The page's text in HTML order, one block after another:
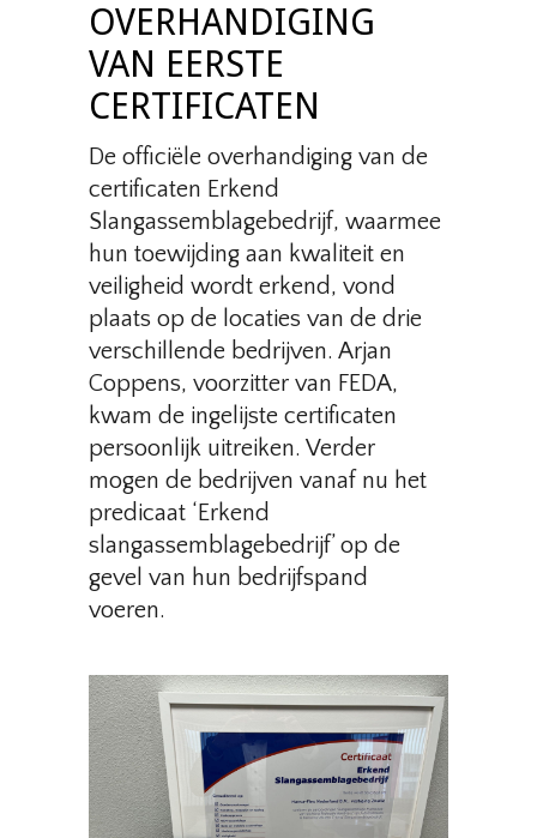
OVERHANDIGING
VAN EERSTE
CERTIFICATEN
De officiële overhandiging van de
certificaten Erkend
Slangassemblagebedrijf, waarmee
hun toewijding aan kwaliteit en
veiligheid wordt erkend, vond
plaats op de locaties van de drie
verschillende bedrijven. Arjan
Coppens, voorzitter van FEDA,
kwam de ingelijste certificaten
persoonlijk uitreiken. Verder
mogen de bedrijven vanaf nu het
predicaat ‘Erkend
slangassemblagebedrijf’ op de
gevel van hun bedrijfspand
voeren.